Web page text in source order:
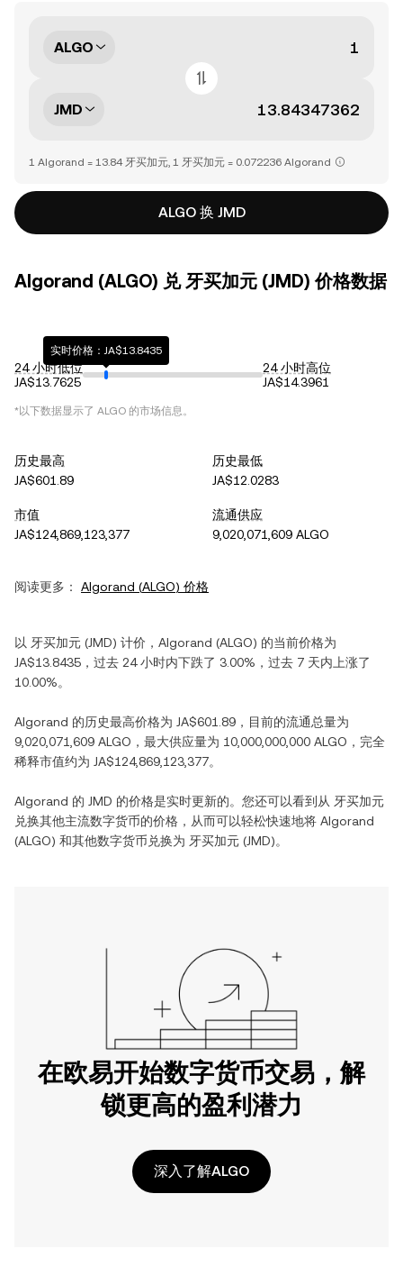
ALGO
JMD
1 Algorand = 13.84 牙买加元, 1 牙买加元 = 0.072236 Algorand
ALGO 换 JMD
Algorand (ALGO) 兑 牙买加元 (JMD) 价格数据
24 小时低位
JA$13.7625
实时价格：JA$13.8435
24 小时高位
JA$14.3961
*以下数据显示了 ALGO 的市场信息。
历史最高
JA$601.89
历史最低
JA$12.0283
市值
JA$124,869,123,377
流通供应
9,020,071,609 ALGO
阅读更多： Algorand (ALGO) 价格
以 牙买加元 (JMD) 计价， Algorand (ALGO) 的当前价格为
JA$13.8435 ，过去 24 小时内下跌了 3.00% ，过去 7 天内 上涨了
10.00%。
Algorand 的历史最高价格为 JA$601.89 ，目前的流通总量为
9,020,071,609 ALGO ，最大供应量为 10,000,000,000 ALGO ，完全
稀释市值约为 JA$124,869,123,377。
Algorand 的 JMD 的价格是实时更新的。您还可以看到从 牙买加元
兑换其他主流数字货币的价格，从而可以轻松快速地将 Algorand
(ALGO) 和其他数字货币兑换为 牙买加元 (JMD)。
在欧易开始数字货币交易，解
锁更高的盈利潜力
深入了解ALGO